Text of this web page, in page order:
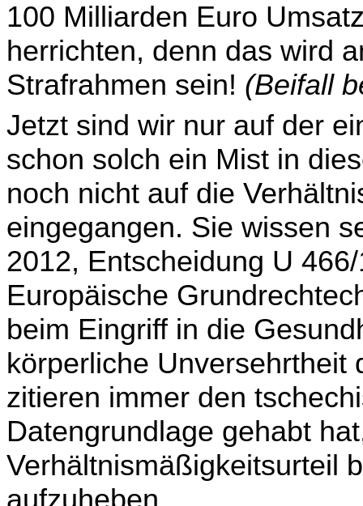
100 Milliarden Euro
herrichten, denn das wird
Strafrahmen sein! (Beifall
Jetzt sind wir nur auf der
schon solch ein Mist in
noch nicht auf die
eingegangen. Sie wissen
2012, Entschei­dung U
Europäische
beim Eingriff in die
körperliche
zitieren immer den
Datengrundlage gehabt
Verhältnismäßigkeitsurteil